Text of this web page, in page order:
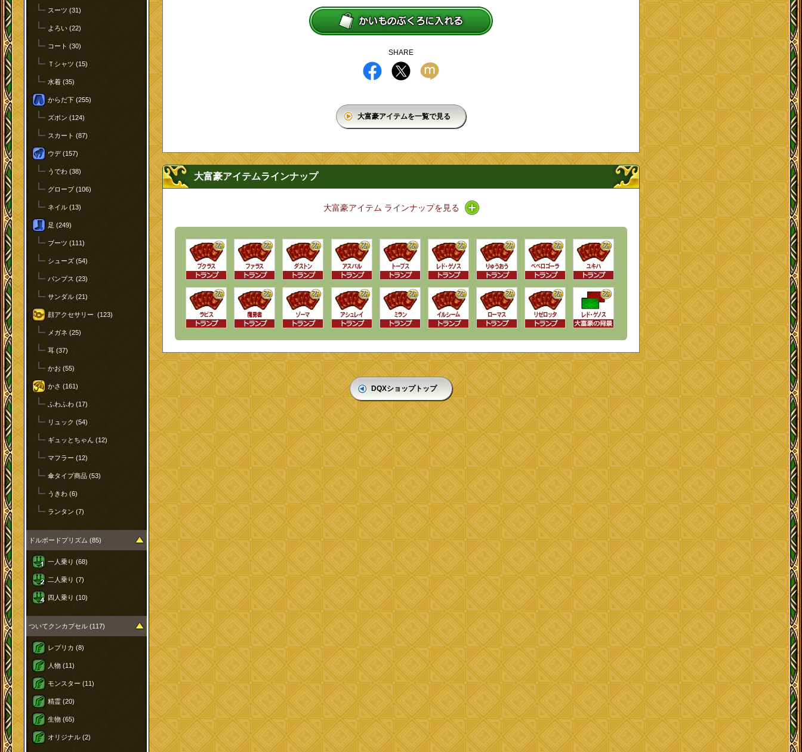
スーツ (31)
よろい (22)
コート (30)
Ｔシャツ (15)
水着 (35)
からだ下 (255)
ズボン (124)
スカート (87)
ウデ (157)
うでわ (38)
グローブ (106)
ネイル (13)
足 (249)
ブーツ (111)
シューズ (54)
パンプス (23)
サンダル (21)
顔アクセサリー (123)
メガネ (25)
耳 (37)
かお (55)
かさ (161)
ふわふわ (17)
リュック (54)
ギュッとちゃん (12)
マフラー (12)
傘タイプ商品 (53)
うきわ (6)
ランタン (7)
ドルボードプリズム (85)
一人乗り (68)
二人乗り (7)
四人乗り (10)
ついてクンカプセル (117)
レプリカ (8)
人物 (11)
モンスター (11)
精霊 (20)
生物 (65)
オリジナル (2)
SHARE
大富豪アイテムを一覧で見る
大富豪アイテムラインナップ
大富豪アイテム ラインナップを見る アイコン / ラインナップを開く、閉じる
DQXショップトップ